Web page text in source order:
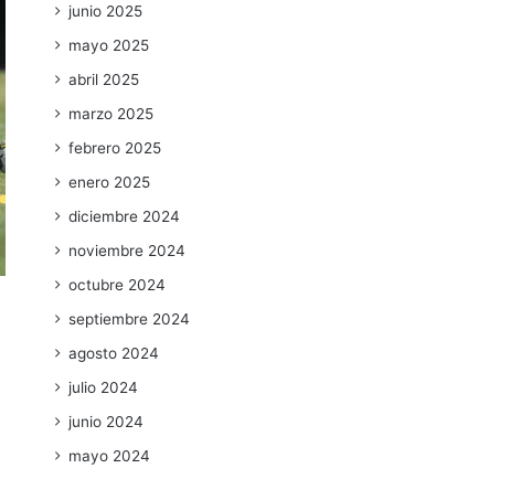
junio 2025
mayo 2025
abril 2025
marzo 2025
febrero 2025
enero 2025
diciembre 2024
noviembre 2024
octubre 2024
septiembre 2024
agosto 2024
julio 2024
junio 2024
mayo 2024